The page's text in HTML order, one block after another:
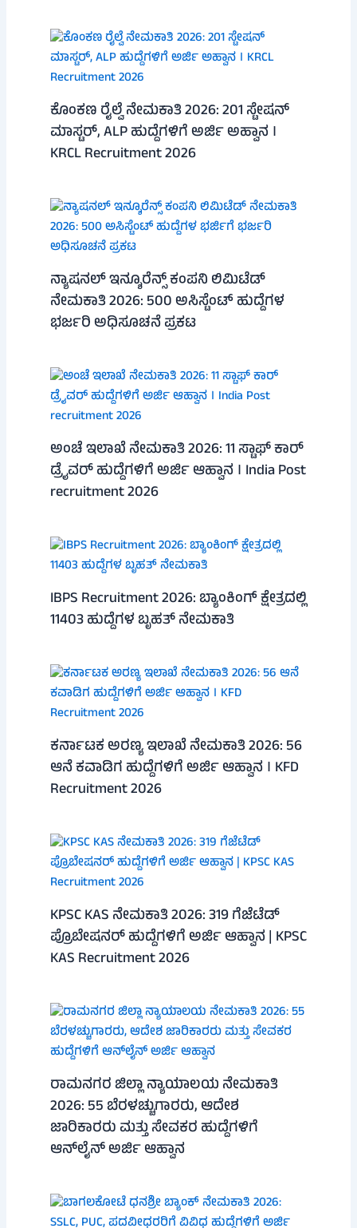
ಕೊಂಕಣ ರೈಲ್ವೆ ನೇಮಕಾತಿ 2026: 201 ಸ್ಟೇಷನ್
ಮಾಸ್ಟರ್, ALP ಹುದ್ದೆಗಳಿಗೆ ಅರ್ಜಿ ಅಹ್ವಾನ ।
KRCL Recruitment 2026
ನ್ಯಾಷನಲ್ ಇನ್ಶೂರೆನ್ಸ್ ಕಂಪನಿ ಲಿಮಿಟೆಡ್
ನೇಮಕಾತಿ 2026: 500 ಅಸಿಸ್ಟೆಂಟ್ ಹುದ್ದೆಗಳ
ಭರ್ಜರಿ ಅಧಿಸೂಚನೆ ಪ್ರಕಟ
ಅಂಚೆ ಇಲಾಖೆ ನೇಮಕಾತಿ 2026: 11 ಸ್ಟಾಫ್ ಕಾರ್
ಡ್ರೈವರ್ ಹುದ್ದೆಗಳಿಗೆ ಅರ್ಜಿ ಆಹ್ವಾನ । India Post
recruitment 2026
IBPS Recruitment 2026: ಬ್ಯಾಂಕಿಂಗ್ ಕ್ಷೇತ್ರದಲ್ಲಿ
11403 ಹುದ್ದೆಗಳ ಬೃಹತ್ ನೇಮಕಾತಿ
ಕರ್ನಾಟಕ ಅರಣ್ಯ ಇಲಾಖೆ ನೇಮಕಾತಿ 2026: 56
ಆನೆ ಕವಾಡಿಗ ಹುದ್ದೆಗಳಿಗೆ ಅರ್ಜಿ ಆಹ್ವಾನ । KFD
Recruitment 2026
KPSC KAS ನೇಮಕಾತಿ 2026: 319 ಗೆಜೆಟೆಡ್
ಪ್ರೊಬೇಷನರ್ ಹುದ್ದೆಗಳಿಗೆ ಅರ್ಜಿ ಆಹ್ವಾನ | KPSC
KAS Recruitment 2026
ರಾಮನಗರ ಜಿಲ್ಲಾ ನ್ಯಾಯಾಲಯ ನೇಮಕಾತಿ
2026: 55 ಬೆರಳಚ್ಚುಗಾರರು, ಆದೇಶ
ಜಾರಿಕಾರರು ಮತ್ತು ಸೇವಕರ ಹುದ್ದೆಗಳಿಗೆ
ಆನ್‌ಲೈನ್ ಅರ್ಜಿ ಆಹ್ವಾನ